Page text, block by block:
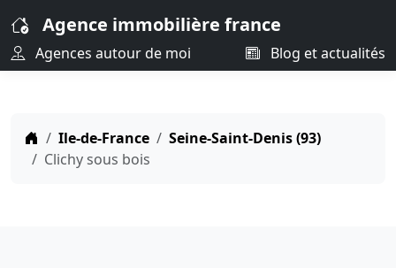
Agence immobilière france
Agences autour de moi Blog et actualités
Ile-de-France
Seine-Saint-Denis (93)
Clichy sous bois